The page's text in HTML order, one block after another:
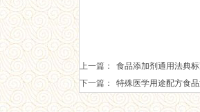
上一篇：
食品添加剂通用法典
下一篇：
特殊医学用途配方食